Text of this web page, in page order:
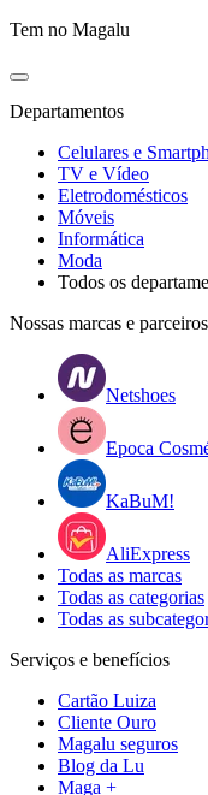
Tem no Magalu
Departamentos
Celulares e
TV e Vídeo
Eletrodomésticos
Móveis
Informática
Moda
Todos os
Nossas marcas e parceiros
Netshoes
Epoca
KaBuM!
AliExpress
Todas as marcas
Todas as categorias
Todas as
Serviços e benefícios
Cartão Luiza
Cliente Ouro
Magalu seguros
Blog da Lu
Maga +